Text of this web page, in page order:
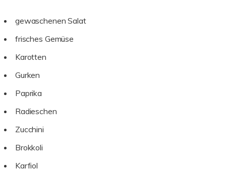
gewaschenen Salat
frisches Gemüse
Karotten
Gurken
Paprika
Radieschen
Zucchini
Brokkoli
Karfiol